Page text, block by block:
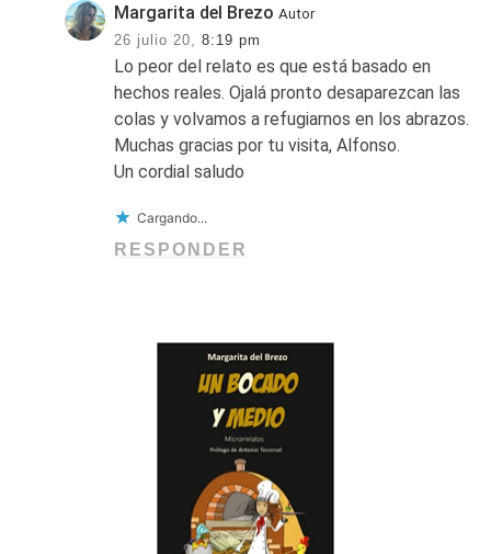
Margarita del Brezo Autor
26 julio 20,
8:19 pm
Lo peor del relato es que está basado en
hechos reales. Ojalá pronto desaparezcan las
colas y volvamos a refugiarnos en los abrazos.
Muchas gracias por tu visita, Alfonso.
Un cordial saludo
Cargando...
RESPONDER